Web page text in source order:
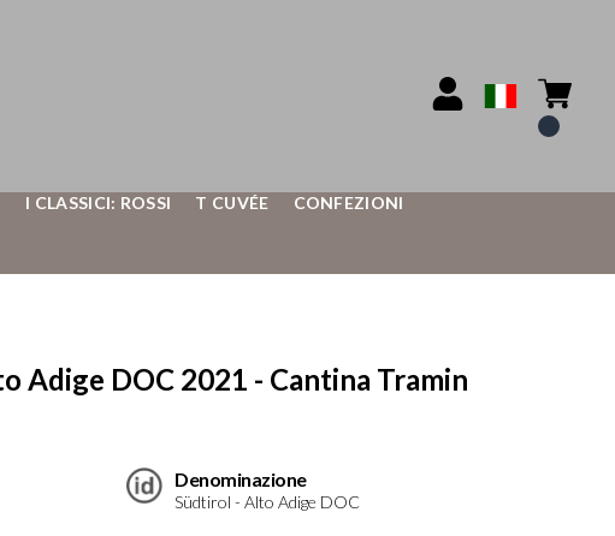
I CLASSICI: ROSSI T CUVÉE CONFEZIONI
Adige DOC 2021 - Cantina Tramin
Denominazione
Südtirol - Alto Adige DOC